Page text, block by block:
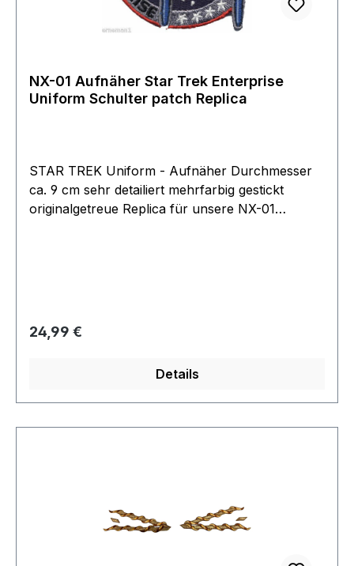
NX-01 Aufnäher Star Trek Enterprise
Uniform Schulter patch Replica
STAR TREK Uniform - Aufnäher Durchmesser
ca. 9 cm sehr detailiert mehrfarbig gestickt
originalgetreue Replica für unsere NX-01
Regulärer Preis:
24,99 €
Details